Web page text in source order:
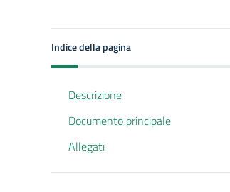
Indice della pagina
Descrizione
Documento principale
Allegati